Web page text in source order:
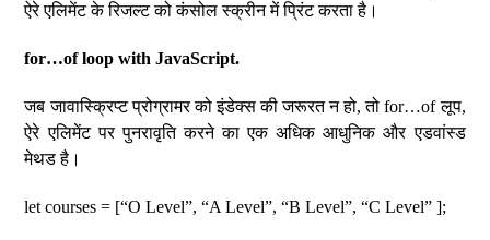
ऐरे एलिमेंट के रिजल्ट को कंसोल स्क्रीन में प्रिंट करता है।
for…of loop with JavaScript.
जब जावास्क्रिप्ट प्रोग्रामर को इंडेक्स की जरूरत न हो, तो for…of लूप,
ऐरे एलिमेंट पर पुनरावृति करने का एक अधिक आधुनिक और एडवांस्ड
मेथड है।
let courses = [“O Level”, “A Level”, “B Level”, “C Level” ];